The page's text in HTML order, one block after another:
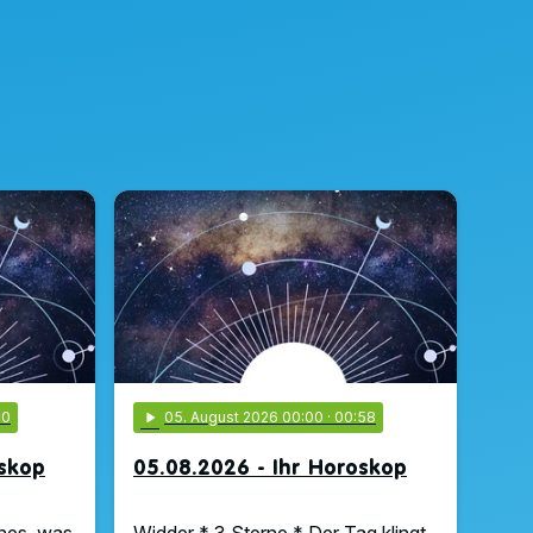
play_arrow 05. August 2026 00:00 · 00:58
05.08.2026 - Ihr Horoskop